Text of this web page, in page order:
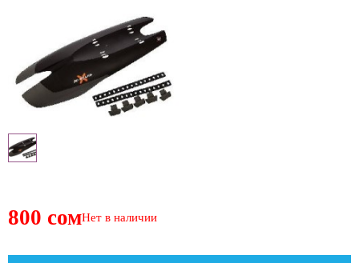
800 сомНет в наличии